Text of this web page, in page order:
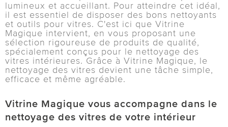
lumineux et accueillant. Pour atteindre cet idéal,
il est essentiel de disposer des bons nettoyants
et outils pour vitres. C'est ici que Vitrine
Magique intervient, en vous proposant une
sélection rigoureuse de produits de qualité,
spécialement conçus pour le nettoyage des
vitres intérieures. Grâce à Vitrine Magique, le
nettoyage des vitres devient une tâche simple,
efficace et même agréable.
Vitrine Magique vous accompagne dans le
nettoyage des vitres de votre intérieur